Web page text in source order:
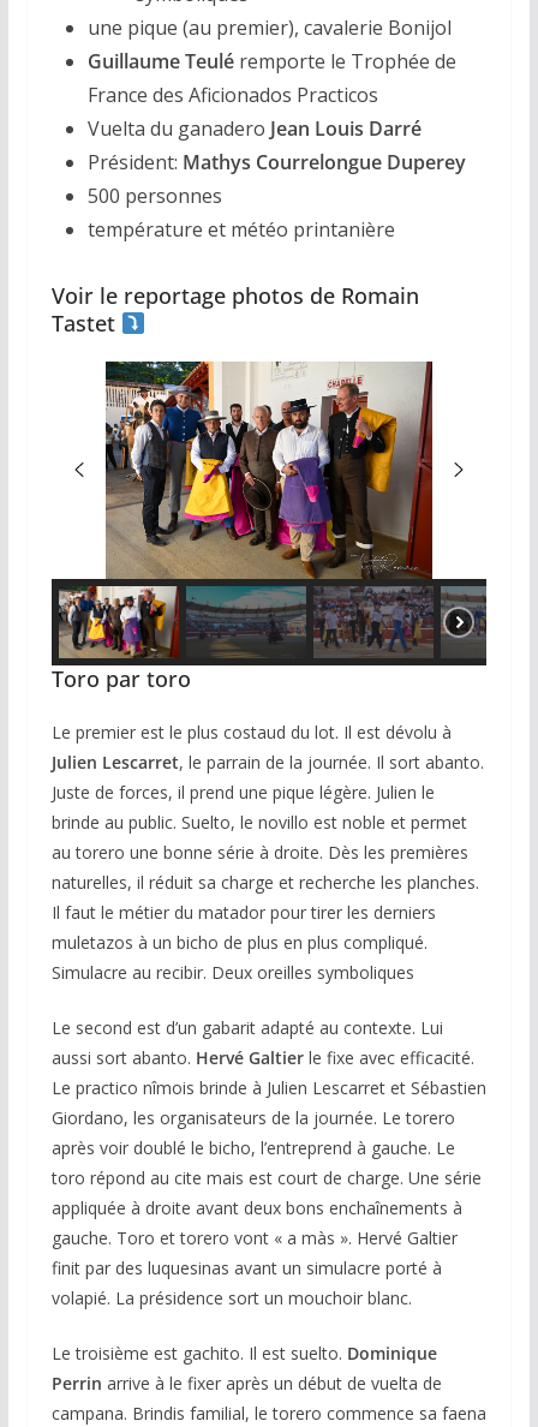
une pique (au premier), cavalerie Bonijol
Guillaume Teuléremporte le Trophée de
France des Aficionados Practicos
Vuelta du ganadero Jean Louis Darré
Président: Mathys Courrelongue Duperey
500 personnes
température et météo printanière
Voir le reportage photos de Romain
Tastet
Toro par toro
Le premier est le plus costaud du lot. Il est dévolu à
Julien Lescarret, le parrain de la journée. Il sort abanto.
Juste de forces, il prend une pique légère. Julien le
brinde au public. Suelto, le novillo est noble et permet
au torero une bonne série à droite. Dès les premières
naturelles, il réduit sa charge et recherche les planches.
Il faut le métier du matador pour tirer les derniers
muletazos à un bicho de plus en plus compliqué.
Simulacre au recibir. Deux oreilles symboliques
Le second est d’un gabarit adapté au contexte. Lui
aussi sort abanto. Hervé Galtierle fixe avec efficacité.
Le practico nîmois brinde à Julien Lescarret et Sébastien
Giordano, les organisateurs de la journée. Le torero
après voir doublé le bicho, l’entreprend à gauche. Le
toro répond au cite mais est court de charge. Une série
appliquée à droite avant deux bons enchaînements à
gauche. Toro et torero vont « a màs ». Hervé Galtier
finit par des luquesinas avant un simulacre porté à
volapié. La présidence sort un mouchoir blanc.
Le troisième est gachito. Il est suelto. Dominique
Perrin arrive à le fixer après un début de vuelta de
campana. Brindis familial, le torero commence sa faena